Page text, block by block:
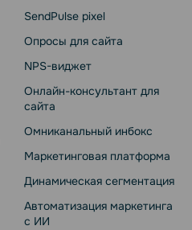
SendPulse pixel
Опросы для сайта
NPS-виджет
Онлайн-консультант для
сайта
Омниканальный инбокс
Маркетинговая платформа
Динамическая сегментация
Автоматизация маркетинга
с ИИ